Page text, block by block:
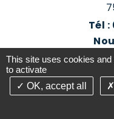
Tél :
This site uses cookies
to activate
OK, accept all